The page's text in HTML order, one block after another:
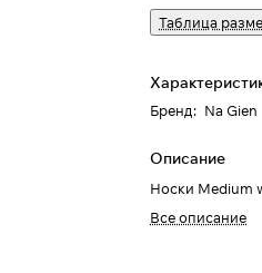
Таблица
Бренд: Na Gien
Описание
Носки Medium
Все описание